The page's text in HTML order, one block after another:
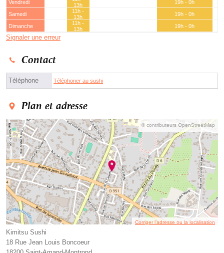
Vendredi
13h
19h - 0h
Samedi
11h -
13h
19h - 0h
Dimanche
11h -
13h
19h - 0h
Signaler une erreur
Contact
Téléphone Téléphoner au sushi
Plan et adresse
© contributeurs OpenStreetMap
Corriger l’adresse ou la localisation
Kimitsu Sushi
18 Rue Jean Louis Boncoeur